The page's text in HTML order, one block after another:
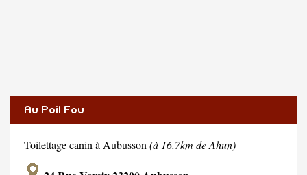
Au Poil Fou
Toilettage canin à Aubusson (à 16.7km de Ahun)